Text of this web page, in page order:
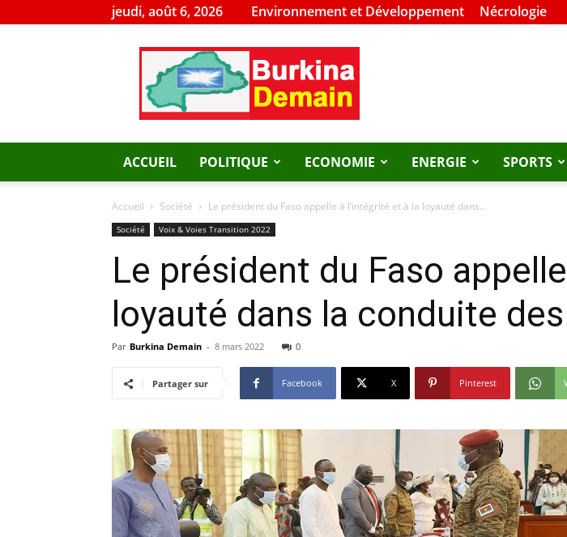
jeudi, août 6, 2026 Environnement et Développement Nécrologie
Burkina
Demain
ACCUEIL POLITIQUE ECONOMIE ENERGIE SPORTS
Accueil Société Le président du Faso appelle à l’intégrité et à la loyauté dans...
Société Voix & Voies Transition 2022
Le président du Faso
loyauté dans la conduite
Par Burkina Demain - 8 mars 2022 0
Partager sur Facebook X Pinterest